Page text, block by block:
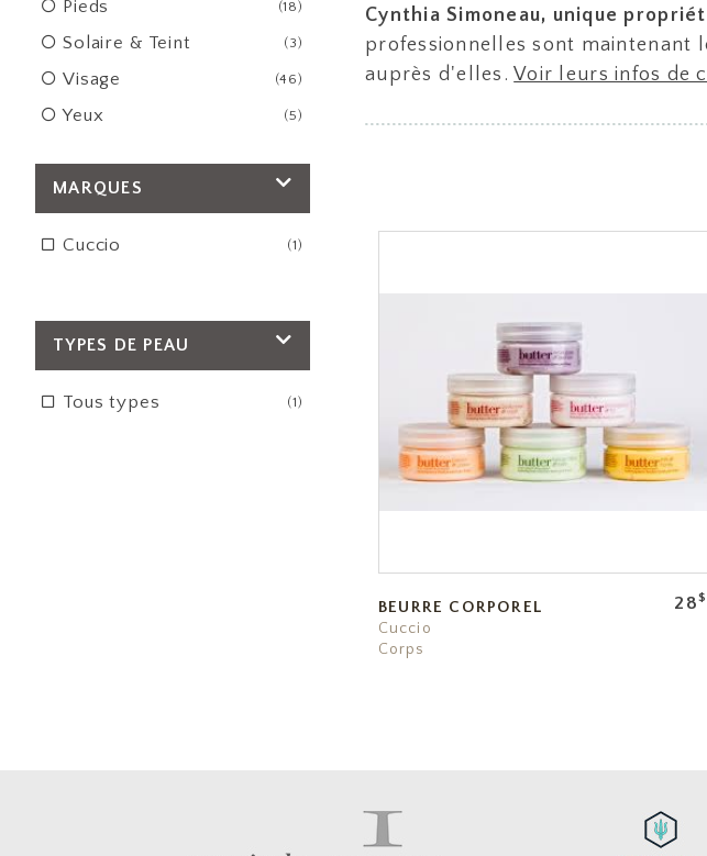
Pieds (18)
Solaire & Teint (3)
Visage (46)
Yeux (5)
MARQUES
Cuccio (1)
TYPES DE PEAU
Tous types (1)
Cynthia Simoneau, unique
professionnelles sont maintenant
auprès d'elles.Voir leurs infos de
BEURRE CORPOREL
Cuccio
Corps
28$